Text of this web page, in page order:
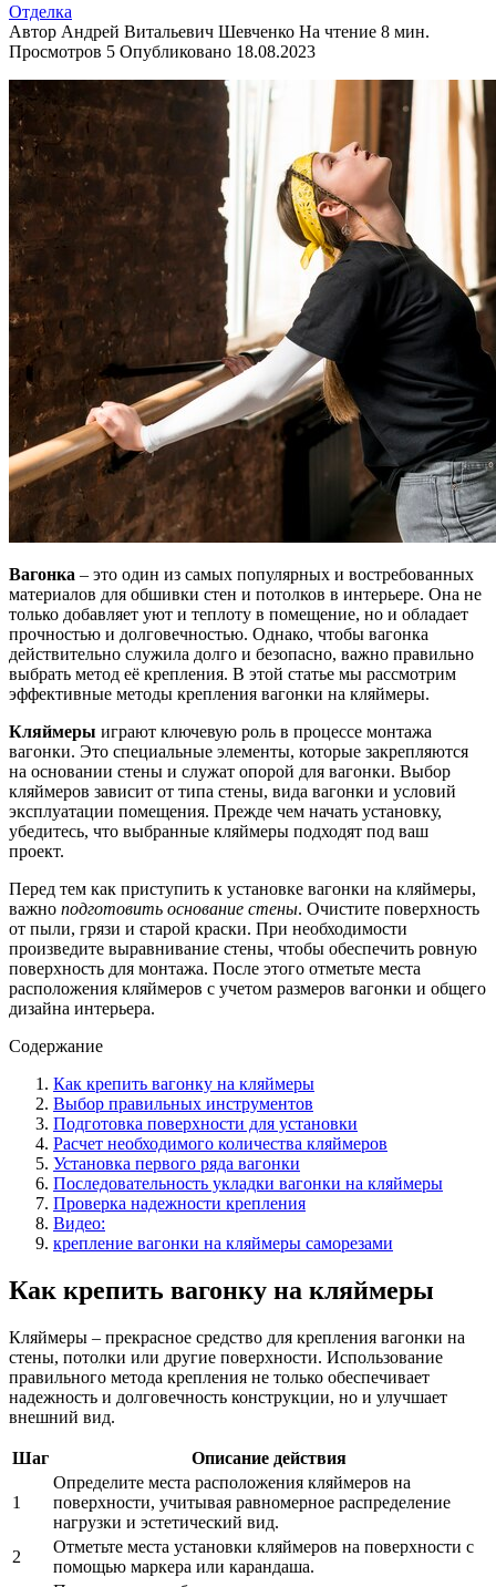
Отделка
Автор Андрей Витальевич Шевченко На чтение 8 мин.
Просмотров 5 Опубликовано 18.08.2023
Вагонка – это один из самых популярных и востребованных
материалов для обшивки стен и потолков в интерьере. Она не
только добавляет уют и теплоту в помещение, но и обладает
прочностью и долговечностью. Однако, чтобы вагонка
действительно служила долго и безопасно, важно правильно
выбрать метод её крепления. В этой статье мы рассмотрим
эффективные методы крепления вагонки на кляймеры.
Кляймеры играют ключевую роль в процессе монтажа
вагонки. Это специальные элементы, которые закрепляются
на основании стены и служат опорой для вагонки. Выбор
кляймеров зависит от типа стены, вида вагонки и условий
эксплуатации помещения. Прежде чем начать установку,
убедитесь, что выбранные кляймеры подходят под ваш
проект.
Перед тем как приступить к установке вагонки на кляймеры,
важно подготовить основание стены. Очистите поверхность
от пыли, грязи и старой краски. При необходимости
произведите выравнивание стены, чтобы обеспечить ровную
поверхность для монтажа. После этого отметьте места
расположения кляймеров с учетом размеров вагонки и общего
дизайна интерьера.
Содержание
Как крепить вагонку на кляймеры
Выбор правильных инструментов
Подготовка поверхности для установки
Расчет необходимого количества кляймеров
Установка первого ряда вагонки
Последовательность укладки вагонки на кляймеры
Проверка надежности крепления
Видео:
крепление вагонки на кляймеры саморезами
Как крепить вагонку на кляймеры
Кляймеры – прекрасное средство для крепления вагонки на
стены, потолки или другие поверхности. Использование
правильного метода крепления не только обеспечивает
надежность и долговечность конструкции, но и улучшает
внешний вид.
Шаг Описание действия
1
Определите места расположения кляймеров на
поверхности, учитывая равномерное распределение
нагрузки и эстетический вид.
2
Отметьте места установки кляймеров на поверхности с
помощью маркера или карандаша.